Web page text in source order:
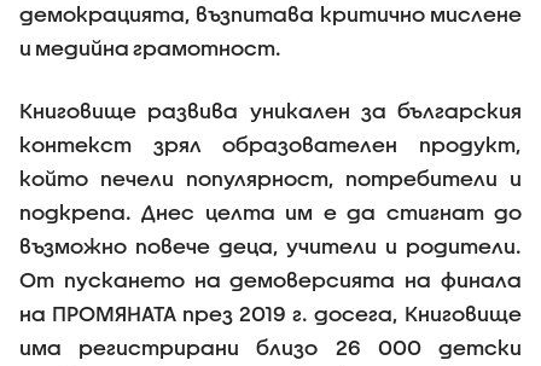
демокрацията, възпитава критично мислене
и медийна грамотност.
Книговище развива уникален за българския
контекст зрял образователен продукт,
който печели популярност, потребители и
подкрепа. Днес целта им е да стигнат до
възможно повече деца, учители и родители.
От пускането на демоверсията на финала
на ПРОМЯНАТА през 2019 г. досега, Книговище
има регистрирани близо 26 000 детски